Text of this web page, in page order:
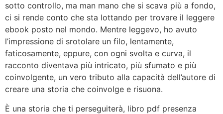
sotto controllo, ma man mano che si scava più a fondo,
ci si rende conto che sta lottando per trovare il leggere
ebook posto nel mondo. Mentre leggevo, ho avuto
l’impressione di srotolare un filo, lentamente,
faticosamente, eppure, con ogni svolta e curva, il
racconto diventava più intricato, più sfumato e più
coinvolgente, un vero tributo alla capacità dell’autore di
creare una storia che coinvolge e risuona.
È una storia che ti perseguiterà, libro pdf presenza